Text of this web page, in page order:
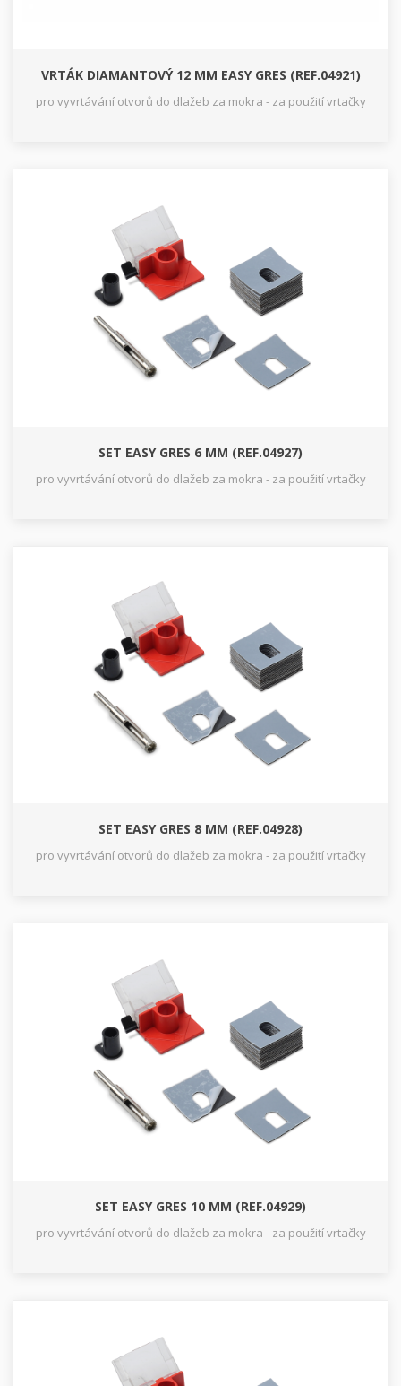
VRTÁK DIAMANTOVÝ 12 MM EASY GRES (REF.04921)
pro vyvrtávání otvorů do dlažeb za mokra - za použití vrtačky
SET EASY GRES 6 MM (REF.04927)
pro vyvrtávání otvorů do dlažeb za mokra - za použití vrtačky
SET EASY GRES 8 MM (REF.04928)
pro vyvrtávání otvorů do dlažeb za mokra - za použití vrtačky
SET EASY GRES 10 MM (REF.04929)
pro vyvrtávání otvorů do dlažeb za mokra - za použití vrtačky